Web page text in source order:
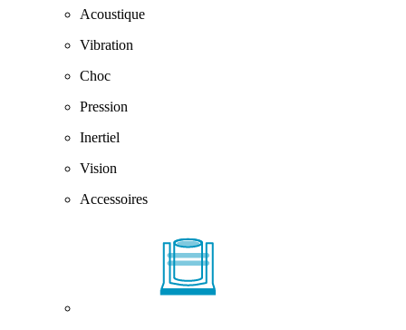
Acoustique
Vibration
Choc
Pression
Inertiel
Vision
Accessoires